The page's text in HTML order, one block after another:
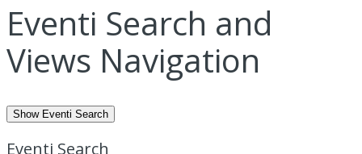
Eventi Search and
Views Navigation
Show Eventi Search
Eventi Search